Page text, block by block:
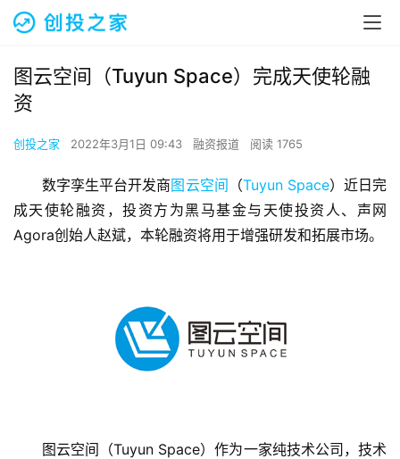
图云空间（Tuyun Space）完成天使轮融
资
创投之家 2022年3月1日 09:43 融资报道 阅读 1765
数字孪生平台开发商图云空间 （Tuyun Space）近日完
成天使轮融资，投资方为黑马基金与天使投资人、声网
Agora创始人赵斌，本轮融资将用于增强研发和拓展市场。
图云空间（Tuyun Space）作为一家纯技术公司，技术